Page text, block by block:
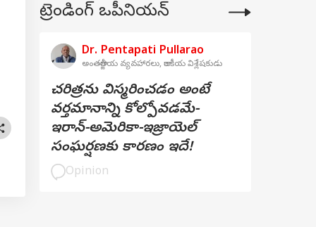
ట్రెండింగ్ ఒపీనియన్
Dr. Pentapati Pullarao
అంతర్జాతీయ వ్యవహారలు, రాజకీయ విశ్లేషకుడు
చరిత్రను విస్మరించడం అంటే
వర్తమానాన్ని కోల్పోవడమే-
ఇరాన్-అమెరికా-ఇజ్రాయెల్
సంఘర్షణకు కారణం ఇదే!
Opinion